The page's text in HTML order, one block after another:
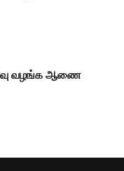
வழங்க ஆணை